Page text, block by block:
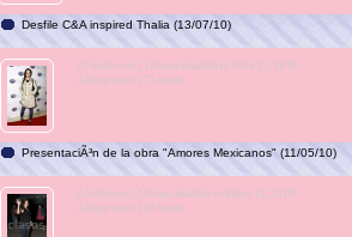
Desfile C&A inspired Thalia (13/07/10)
22 Archivo(s), Último añadido el Julio 15, 2010
Álbum visto 275 veces
PresentaciÃ³n de la obra "Amores Mexicanos" (11/05/10)
6 Archivo(s), Último añadido el Mayo 13, 2010
Álbum visto 163 veces